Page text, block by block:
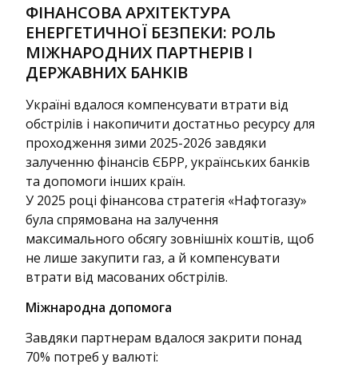
ФІНАНСОВА АРХІТЕКТУРА
ЕНЕРГЕТИЧНОЇ БЕЗПЕКИ: РОЛЬ
МІЖНАРОДНИХ ПАРТНЕРІВ І
ДЕРЖАВНИХ БАНКІВ
Україні вдалося компенсувати втрати від
обстрілів і накопичити достатньо ресурсу для
проходження зими 2025-2026 завдяки
залученню фінансів ЄБРР, українських банків
та допомоги інших країн.
У 2025 році фінансова стратегія «Нафтогазу»
була спрямована на залучення
максимального обсягу зовнішніх коштів, щоб
не лише закупити газ, а й компенсувати
втрати від масованих обстрілів.
Міжнародна допомога
Завдяки партнерам вдалося закрити понад
70% потреб у валюті: